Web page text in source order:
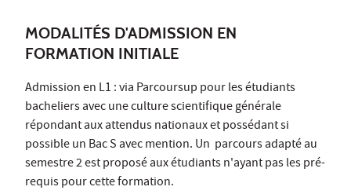
MODALITÉS D'ADMISSION EN
FORMATION INITIALE
Admission en L1 : via Parcoursup pour les étudiants
bacheliers avec une culture scientifique générale
répondant aux attendus nationaux et possédant si
possible un Bac S avec mention. Un parcours adapté au
semestre 2 est proposé aux étudiants n'ayant pas les pré-
requis pour cette formation.